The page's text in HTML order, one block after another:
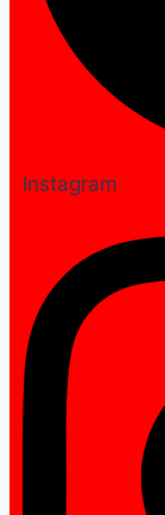
Instagram